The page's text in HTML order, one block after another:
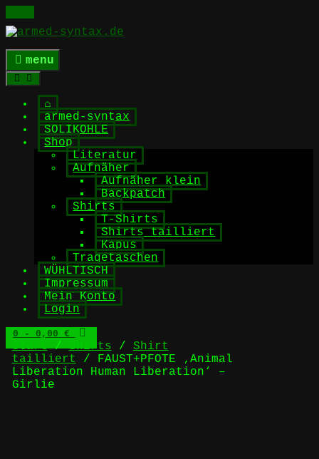
Skip
to
content
menu
⌂
armed-syntax
SOLIKOHLE
Shop
Literatur
Aufnäher
Aufnäher klein
Backpatch
Shirts
T-Shirts
Shirts tailliert
Kapus
Tragetaschen
WÜHLTISCH
Impressum
Mein Konto
Login
0 - 0,00 €
Start/Shirts / Shirt
tailliert / FAUST+PFOTE ‚Animal
Liberation Human Liberation‘ –
Girlie